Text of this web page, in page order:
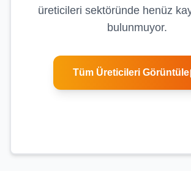
üreticileri sektöründe henüz
bulunmuyor.
Tüm Üreticileri Görüntüle